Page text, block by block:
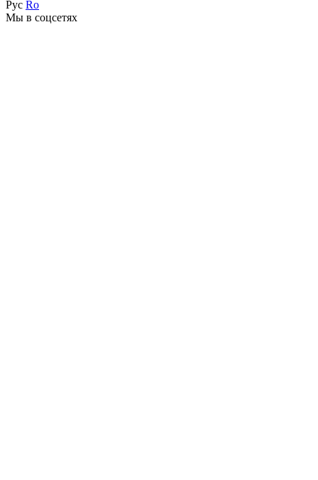
Рус Ro
Мы в соцсетях